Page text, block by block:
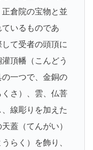
倉院の宝物と並
いるものであ
て受者の頭頂に
頂幡（こんどう
一つで、金銅の
さ）、雲、仏菩
線彫りを加えた
蓋（てんがい）
らく）を飾り、